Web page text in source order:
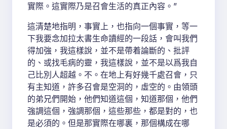
實際。這實際乃是召會生活的真正內容。”
這清楚地指明，事實上，也指向一個事實，等一
下我要念加拉太書生命讀經的一段話，會叫我們
得加強，我這樣說，並不是帶着論斷的、批評
的、或找毛病的靈，我這樣說，並不是以爲我自
己比別人超越。不。在地上有好幾千處召會，只
有主知道，許多召會是空洞的，虛空的。由領頭
的弟兄們開始，他們知道這個，知道那個，他們
強調這個，強調那個，這些那些，都是對的，也
是必須的。但是那實際在哪裏，那個構成在哪